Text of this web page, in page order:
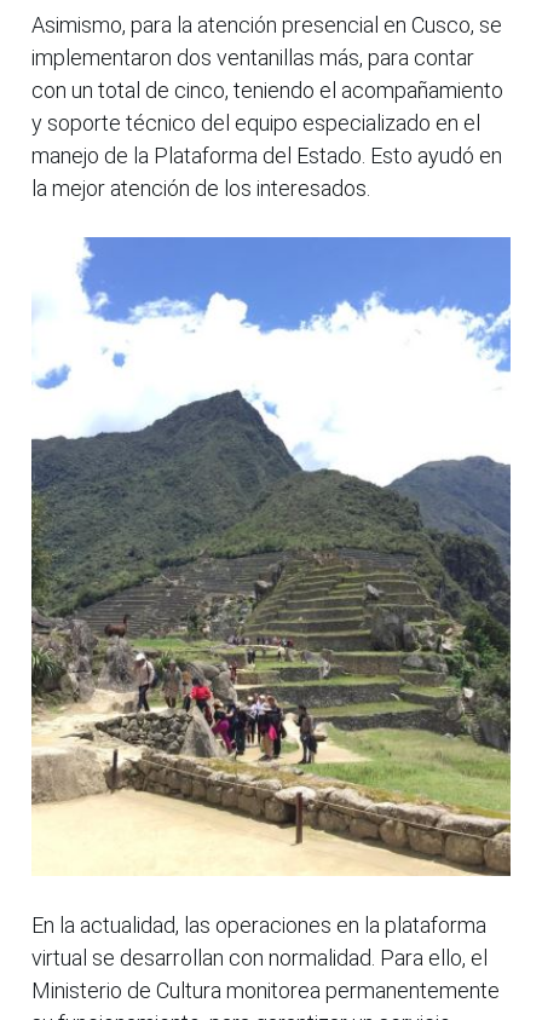
Asimismo, para la atención presencial en Cusco, se
implementaron dos ventanillas más, para contar
con un total de cinco, teniendo el acompañamiento
y soporte técnico del equipo especializado en el
manejo de la Plataforma del Estado. Esto ayudó en
la mejor atención de los interesados.
En la actualidad, las operaciones en la plataforma
virtual se desarrollan con normalidad. Para ello, el
Ministerio de Cultura monitorea permanentemente